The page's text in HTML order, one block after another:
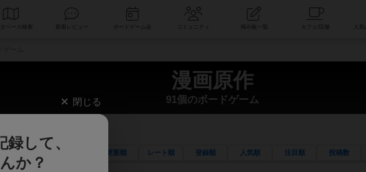
データベース コミュニティ
漫画原作
91個のボードゲーム
更新順 レート順 登録順 人気順 注目順 投稿数
閉じる
して、
か？